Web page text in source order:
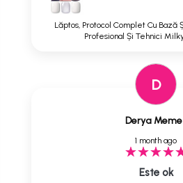
Lăptos, Protocol Complet Cu Bază
Profesional Și Tehnici
D
Derya
1 month ago
Este ok